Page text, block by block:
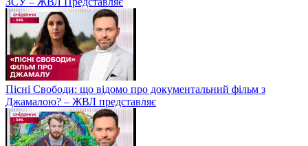
Пісні Свободи: що відомо про документальний фільм з
Джамалою? – ЖВЛ представляє